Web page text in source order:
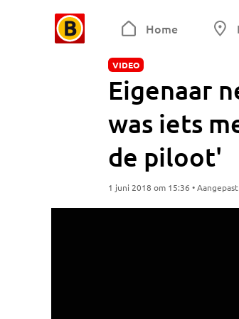
Home
VIDEO
Eigenaar
was iets
de piloot'
1 juni 2018 om 15:36 •